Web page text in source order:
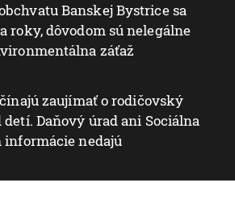
Banskej Bystrice sa
roky, dôvodom sú nelegálne
záťaž
zaujímať o rodičovský
Daňový úrad ani Sociálna
informácie nedajú